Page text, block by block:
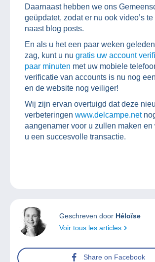
Daarnaast hebben we ons
geüpdatet, zodat er nu ook video’s
naast blog posts.
En als u het een paar weken
zag, kunt u nu gratis uw account
paar minuten met uw mobiele
verificatie van accounts is nu nog
en de website nog veiliger!
Wij zijn ervan overtuigd dat deze
verbeteringen www.delcampe.net
aangenamer voor u zullen maken en
u een succesvolle transactie.
Geschreven door Héloïse
Voir tous les articles
Share on Facebook